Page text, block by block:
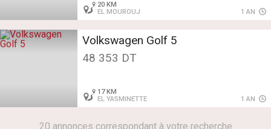
20 KM
EL MOUROUJ
1 AN
Volkswagen Golf 5
48 353 DT
17 KM
EL YASMINETTE
1 AN
20 annonces correspondant à votre recherche